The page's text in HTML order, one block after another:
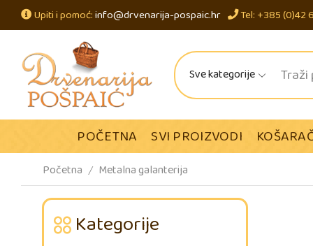
Upiti i pomoć:info@drvenarija-pospaic.hr Tel: +385 (0)42
Sve kategorije
POČETNA SVI PROIZVODI
Početna / Metalna galanterija
Kategorije